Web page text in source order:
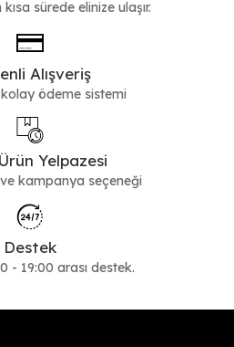
sürede elinize ulaşır.
Alışveriş
ödeme sistemi
Yelpazesi
kampanya seçeneği
Destek
- 19:00 arası destek.